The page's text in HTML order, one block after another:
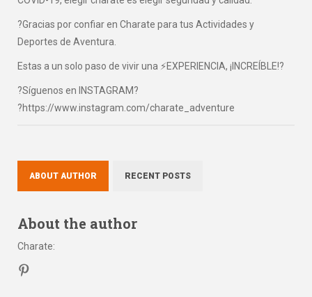
?Gracias por confiar en Charate para tus Actividades y
Deportes de Aventura.
Estas a un solo paso de vivir una ⚡EXPERIENCIA, ¡INCREÍBLE!?
?Síguenos en INSTAGRAM?
?https://www.instagram.com/charate_adventure
ABOUT AUTHOR RECENT POSTS
About the author
Charate: